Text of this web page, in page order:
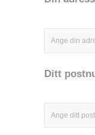
Ditt